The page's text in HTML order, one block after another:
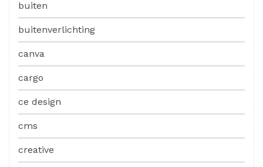
buiten
buitenverlichting
canva
cargo
ce design
cms
creative